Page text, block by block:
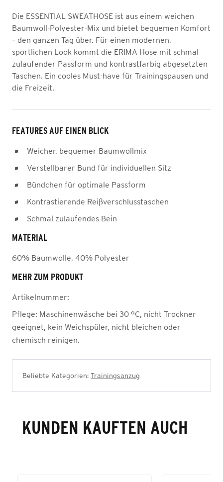
Die ESSENTIAL SWEATHOSE ist aus einem weichen
Baumwoll-Polyester-Mix und bietet bequemen Komfort
– den ganzen Tag über. Für einen modernen,
sportlichen Look kommt die ERIMA Hose mit schmal
zulaufender Passform und kontrastfarbig abgesetzten
Taschen. Ein cooles Must-have für Trainingspausen und
die Freizeit.
FEATURES AUF EINEN BLICK
Weicher, bequemer Baumwollmix
Verstellbarer Bund für individuellen Sitz
Bündchen für optimale Passform
Kontrastierende Reißverschlusstaschen
Schmal zulaufendes Bein
MATERIAL
60% Baumwolle, 40% Polyester
MEHR ZUM PRODUKT
Artikelnummer:
Pflege: Maschinenwäsche bei 30 °C, nicht Trockner
geeignet, kein Weichspüler, nicht bleichen oder
chemisch reinigen.
Beliebte Kategorien: Trainingsanzug
KUNDEN KAUFTEN AUCH